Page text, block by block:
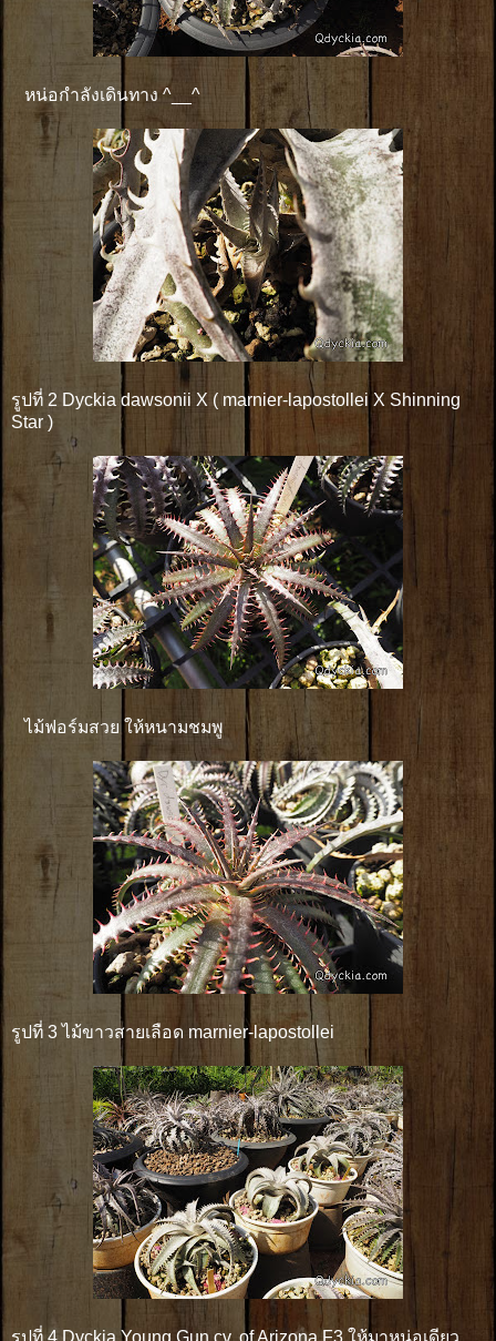
หน่อกำลังเดินทาง ^__^
รูปที่ 2 Dyckia dawsonii X ( marnier-lapostollei X Shinning
Star )
ไม้ฟอร์มสวย ให้หนามชมพู
รูปที่ 3 ไม้ขาวสายเลือด marnier-lapostollei
รูปที่ 4 Dyckia Young Gun cv. of Arizona F3 ให้มาหน่อเดียว